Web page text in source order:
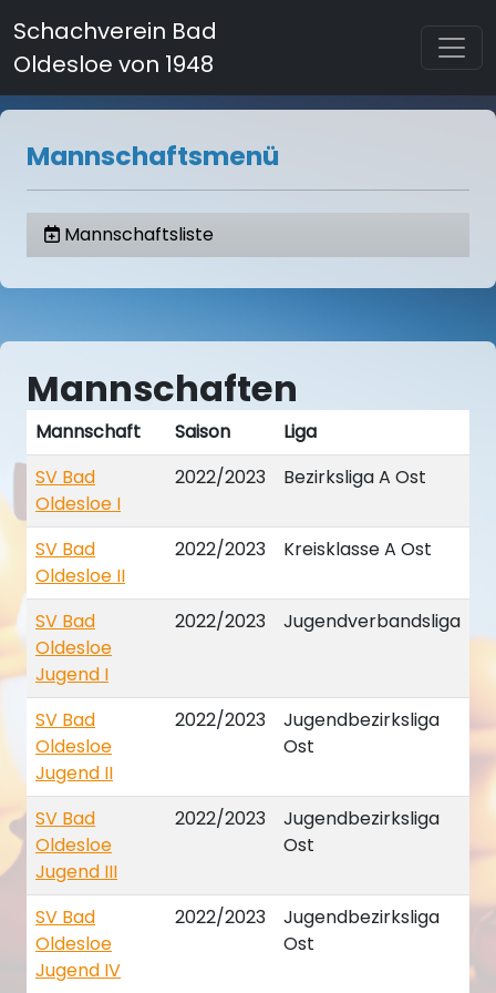
Schachverein Bad
Oldesloe von 1948
Mannschaftsmenü
Mannschaftsliste
Mannschaften
Mannschaft Saison
Liga
SV Bad
Oldesloe I
2022/2023 Bezirksliga A Ost
SV Bad
Oldesloe II
2022/2023 Kreisklasse A Ost
SV Bad
Oldesloe
Jugend I
2022/2023 Jugendverbandsliga
SV Bad
Oldesloe
Jugend II
2022/2023
Jugendbezirksliga
Ost
SV Bad
Oldesloe
Jugend III
2022/2023
Jugendbezirksliga
Ost
SV Bad
Oldesloe
Jugend IV
2022/2023
Jugendbezirksliga
Ost